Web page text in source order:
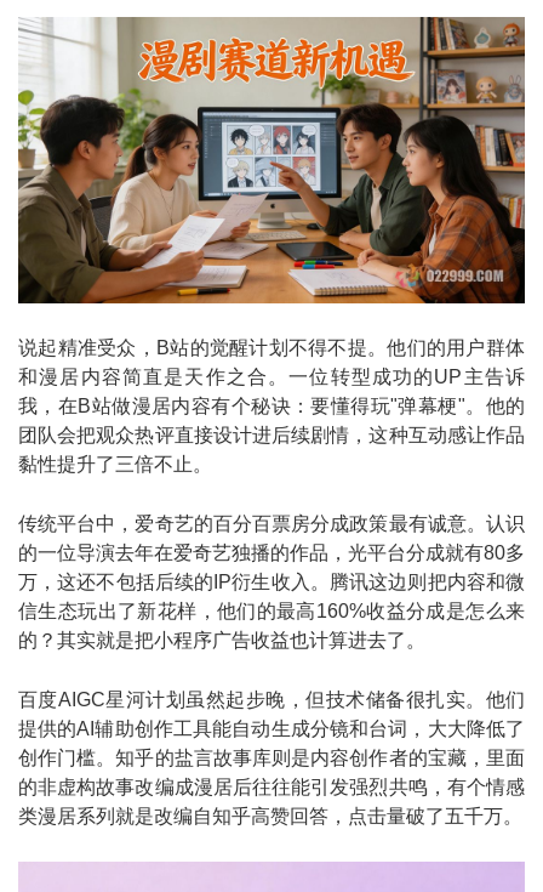
说起精准受众，B站的觉醒计划不得不提。他们的用户群体
和漫居内容简直是天作之合。一位转型成功的UP主告诉
我，在B站做漫居内容有个秘诀：要懂得玩"弹幕梗"。他的
团队会把观众热评直接设计进后续剧情，这种互动感让作品
黏性提升了三倍不止。
传统平台中，爱奇艺的百分百票房分成政策最有诚意。认识
的一位导演去年在爱奇艺独播的作品，光平台分成就有80多
万，这还不包括后续的IP衍生收入。腾讯这边则把内容和微
信生态玩出了新花样，他们的最高160%收益分成是怎么来
的？其实就是把小程序广告收益也计算进去了。
百度AIGC星河计划虽然起步晚，但技术储备很扎实。他们
提供的AI辅助创作工具能自动生成分镜和台词，大大降低了
创作门槛。知乎的盐言故事库则是内容创作者的宝藏，里面
的非虚构故事改编成漫居后往往能引发强烈共鸣，有个情感
类漫居系列就是改编自知乎高赞回答，点击量破了五千万。